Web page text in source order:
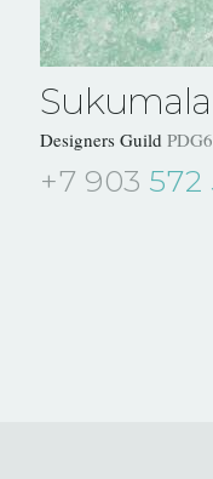
Sukumala
Designers Guild
+7 903 572